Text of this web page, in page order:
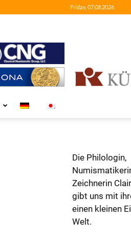
Friday, 07.08.2026
Die Philologin,
Zeichnerin
gibt uns mit
einen kleinen
Welt.